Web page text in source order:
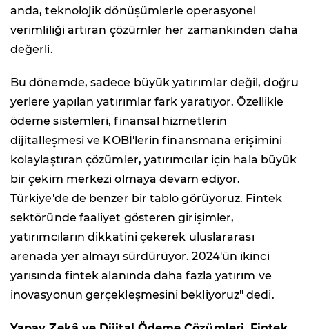
anda, teknolojik dönüşümlerle operasyonel
verimliliği artıran çözümler her zamankinden daha
değerli.
Bu dönemde, sadece büyük yatırımlar değil, doğru
yerlere yapılan yatırımlar fark yaratıyor. Özellikle
ödeme sistemleri, finansal hizmetlerin
dijitalleşmesi ve KOBİ'lerin finansmana erişimini
kolaylaştıran çözümler, yatırımcılar için hala büyük
bir çekim merkezi olmaya devam ediyor.
Türkiye'de de benzer bir tablo görüyoruz. Fintek
sektöründe faaliyet gösteren girişimler,
yatırımcıların dikkatini çekerek uluslararası
arenada yer almayı sürdürüyor. 2024'ün ikinci
yarısında fintek alanında daha fazla yatırım ve
inovasyonun gerçekleşmesini bekliyoruz" dedi.